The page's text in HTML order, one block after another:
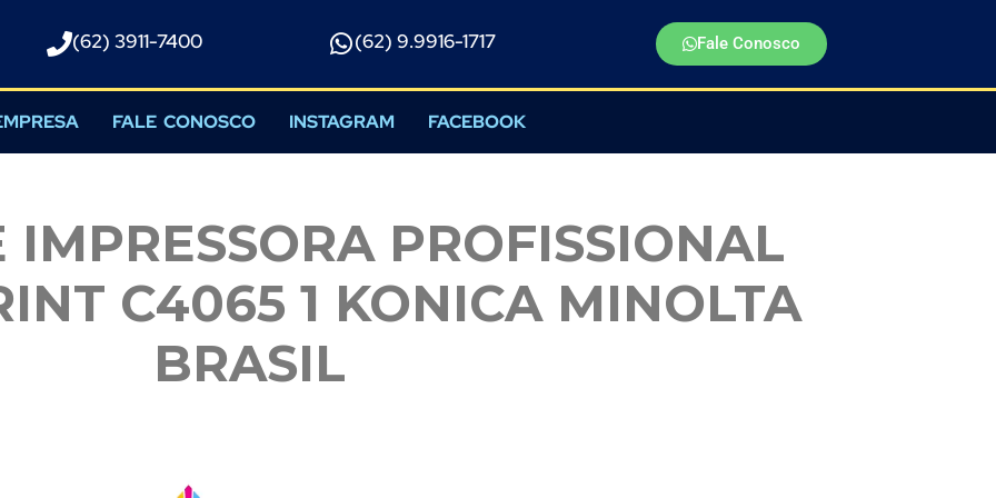
(62) 3911-7400 (62) 9.9916-1717​ Fale Conosco
FALE CONOSCO INSTAGRAM FACEBOOK
IMPRESSORA PROFISSIONAL
C4065 1 KONICA MINOLTA
BRASIL